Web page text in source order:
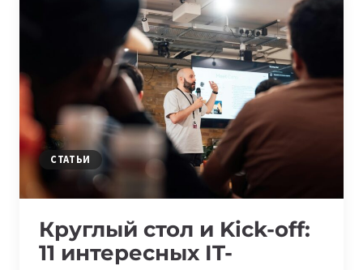
ҚАДАМНАН
ГАЙД
ЖӘНЕ
ПАЙДАЛЫ
СІЛТЕМЕЛЕР
СТАТЬИ
Круглый стол и Kick-off:
11 интересных IT-